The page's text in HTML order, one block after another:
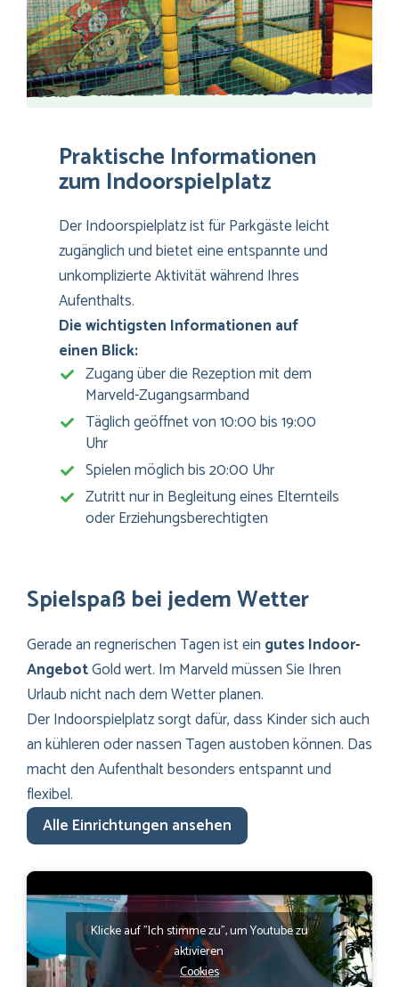
Praktische Informationen
zum Indoorspielplatz
Der Indoorspielplatz ist für Parkgäste leicht
zugänglich und bietet eine entspannte und
unkomplizierte Aktivität während Ihres
Aufenthalts.
Die wichtigsten Informationen auf
einen Blick:
Zugang über die Rezeption mit dem
Marveld-Zugangsarmband
Täglich geöffnet von 10:00 bis 19:00
Uhr
Spielen möglich bis 20:00 Uhr
Zutritt nur in Begleitung eines Elternteils
oder Erziehungsberechtigten
Spielspaß bei jedem Wetter
Gerade an regnerischen Tagen ist ein gutes Indoor-
AngebotGold wert. Im Marveld müssen Sie Ihren
Urlaub nicht nach dem Wetter planen.
Der Indoorspielplatz sorgt dafür, dass Kinder sich auch
an kühleren oder nassen Tagen austoben können. Das
macht den Aufenthalt besonders entspannt und
flexibel.
Alle Einrichtungen ansehen
Klicke auf "Ich stimme zu", um Youtube zu
aktivieren
Cookies